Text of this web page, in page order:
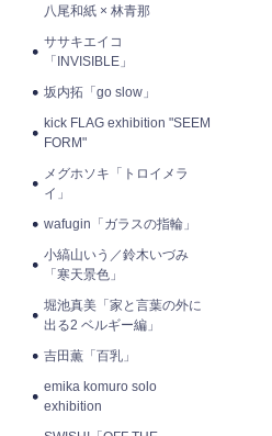
八尾和紙 × 林青那
ササキエイコ
「INVISIBLE」
坂内拓「go slow」
kick FLAG exhibition "SEEM
FORM"
メグホソキ「トロイメラ
イ」
wafugin「ガラスの指輪」
小縞山いう／鈴木いづみ
「寒天景色」
堀池真美「家と言葉の外に
出る2 ベルギー編」
吉田薫「百乳」
emika komuro solo
exhibition